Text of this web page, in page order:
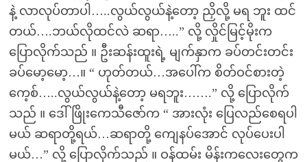
နဲ့ လာလုပ်တာပါ…..လွယ်လွယ်နဲ့တော့ ညှိလို့ မရ ဘူး ထင်
တယ်….ဘယ်လိုထင်လဲ ဆရာ…..” လို့ လှိုင်မြင့်မိုးက
ပြောလိုက်သည် ။ ဦးဆန်းထူးရဲ့ မျက်နှာက ခပ်တင်းတင်း
ခပ်မော့မော့…။ “ ဟုတ်တယ်…အပေါ်က စိတ်ဝင်စားတဲ့
ကေ့စ်…..လွယ်လွယ်နဲ့တော့ မရဘူး…….” လို့ ပြောလိုက်
သည် ။ ဒေါ်ဖြိုးကေသီဇော်က “ အားလုံး ပြေလည်စေရပါ
မယ် ဆရာတို့ရယ်…ဆရာတို့ ကျေနပ်အောင် လုပ်ပေးပါ
မယ်…” လို့ ပြောလိုက်သည် ။ ဝန်ထမ်း မိန်းကလေးတွေက